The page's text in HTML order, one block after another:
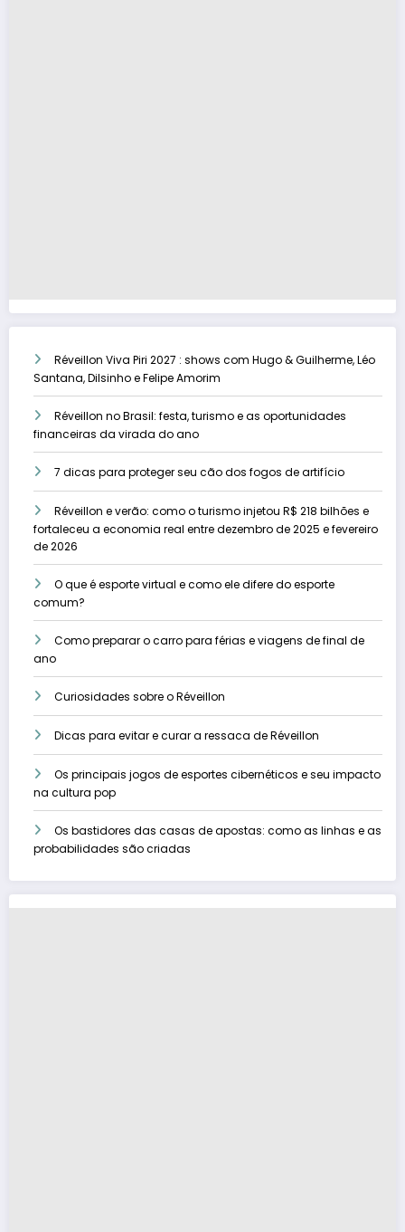
Réveillon Viva Piri 2027 : shows com Hugo & Guilherme, Léo
Santana, Dilsinho e Felipe Amorim
Réveillon no Brasil: festa, turismo e as oportunidades
financeiras da virada do ano
7 dicas para proteger seu cão dos fogos de artifício
Réveillon e verão: como o turismo injetou R$ 218 bilhões e
fortaleceu a economia real entre dezembro de 2025 e fevereiro
de 2026
O que é esporte virtual e como ele difere do esporte
comum?
Como preparar o carro para férias e viagens de final de
ano
Curiosidades sobre o Réveillon
Dicas para evitar e curar a ressaca de Réveillon
Os principais jogos de esportes cibernéticos e seu impacto
na cultura pop
Os bastidores das casas de apostas: como as linhas e as
probabilidades são criadas